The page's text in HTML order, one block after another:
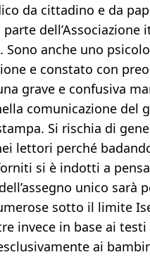
da cittadino e da
dell’Associazione
Sono anche uno
e constato con
grave e confusiva
comunicazione del
Si rischia di
lettori perché
si è indotti a
unico sarà
sotto il limite
invece in base ai
ai